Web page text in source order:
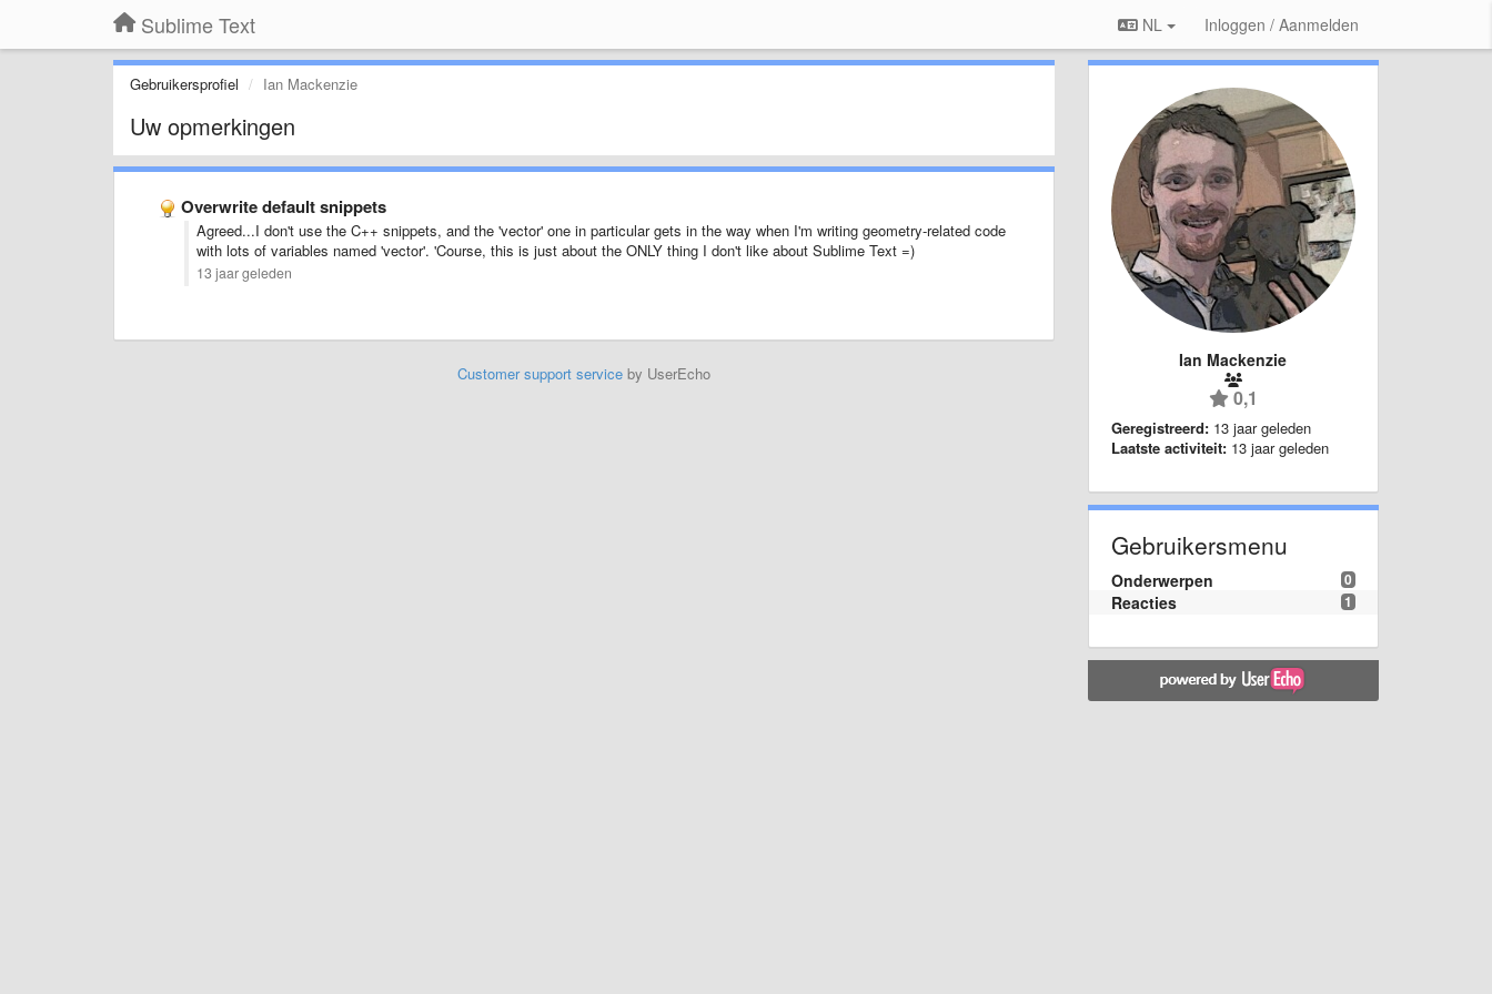
Sublime Text NL Inloggen / Aanmelden
Gebruikersprofiel Ian Mackenzie
Uw opmerkingen
Overwrite default snippets
Agreed...I don't use the C++ snippets, and the 'vector' one in particular gets in the way when I'm writing geometry-related code
with lots of variables named 'vector'. 'Course, this is just about the ONLY thing I don't like about Sublime Text =)
13 jaar geleden
Customer support serviceby UserEcho
Ian Mackenzie
0,1
Geregistreerd: 13 jaar geleden
Laatste activiteit: 13 jaar geleden
Gebruikersmenu
0
Onderwerpen
1
Reacties